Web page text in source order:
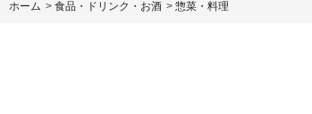
ホーム > 食品・ドリンク・お酒 > 惣菜・料理